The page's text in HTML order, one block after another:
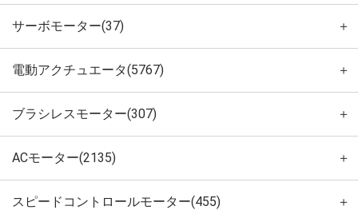
サーボモーター(37) ＋
電動アクチュエータ(5767) ＋
ブラシレスモーター(307) ＋
ACモーター(2135) ＋
スピードコントロールモーター(455) ＋